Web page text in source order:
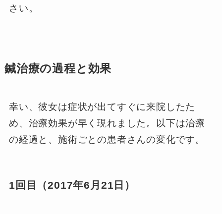
さい。
鍼治療の過程と効果
幸い、彼女は症状が出てすぐに来院したた
め、治療効果が早く現れました。以下は治療
の経過と、施術ごとの患者さんの変化です。
1回目（2017年6月21日）